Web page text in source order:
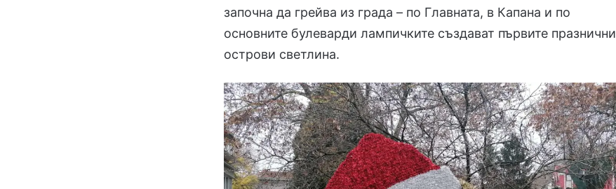
започна да грейва из града – по Главната, в Капана и по
основните булеварди лампичките създават първите празнични
острови светлина.